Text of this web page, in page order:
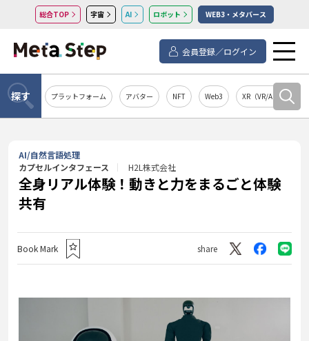
総合TOP 宇宙 AI ロボット WEB3・メタバース
会員登録／ログイン
探す プラットフォーム アバター NFT Web3 XR（VR/AR/MR）
AI/自然言語処理
カプセルインタフェース
H2L株式会社
全身リアル体験！動きと力をまるごと体験
共有
Book Mark share